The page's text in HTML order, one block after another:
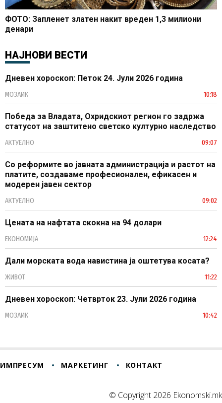
ФОТО: Запленет златен накит вреден 1,3 милиони
денари
НАЈНОВИ ВЕСТИ
Дневен хороскоп: Петок 24. Јули 2026 година
МОЗАИК 10:18
Победа за Владата, Охридскиот регион го задржа
статусот на заштитено светско културно наследство
АКТУЕЛНО 09:07
Со реформите во јавната администрација и растот на
платите, создаваме професионален, ефикасен и
модерен јавен сектор
АКТУЕЛНО 09:02
Цената на нафтата скокна на 94 долари
ЕКОНОМИЈА 12:24
Дали морската вода навистина ја оштетува косата?
ЖИВОТ 11:22
Дневен хороскоп: Четврток 23. Јули 2026 година
МОЗАИК 10:42
ИМПРЕСУМ МАРКЕТИНГ КОНТАКТ
© Copyright 2026 Ekonomski.mk